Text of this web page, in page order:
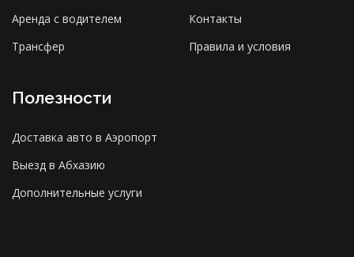
Аренда с водителем
Трансфер
Контакты
Правила и условия
Полезности
Доставка авто в Аэропорт
Выезд в Абхазию
Дополнительные услуги